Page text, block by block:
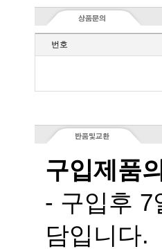
번호
구입제품
담입니다.